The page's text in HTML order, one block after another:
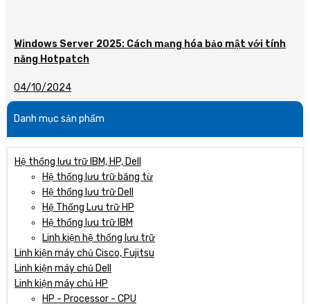
Windows Server 2025: Cách mạng hóa bảo mật với tính
năng Hotpatch
04/10/2024
Danh mục sản phẩm
Hệ thống lưu trữ IBM, HP, Dell
Hệ thống lưu trữ băng từ
Hệ thống lưu trữ Dell
Hệ Thống Lưu trữ HP
Hệ thống lưu trữ IBM
Linh kiện hệ thống lưu trữ
Linh kiện máy chủ Cisco, Fujitsu
Linh kiện máy chủ Dell
Linh kiện máy chủ HP
HP - Processor - CPU